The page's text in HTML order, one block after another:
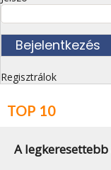
Regisztrálok
TOP 10
A